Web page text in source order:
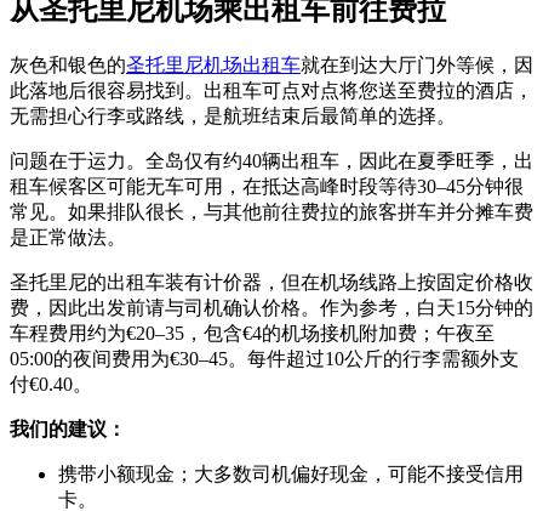
从圣托里尼机场乘出租车前往费拉
灰色和银色的圣托里尼机场出租车就在到达大厅门外等候，因
此落地后很容易找到。出租车可点对点将您送至费拉的酒店，
无需担心行李或路线，是航班结束后最简单的选择。
问题在于运力。全岛仅有约40辆出租车，因此在夏季旺季，出
租车候客区可能无车可用，在抵达高峰时段等待30–45分钟很
常见。如果排队很长，与其他前往费拉的旅客拼车并分摊车费
是正常做法。
圣托里尼的出租车装有计价器，但在机场线路上按固定价格收
费，因此出发前请与司机确认价格。作为参考，白天15分钟的
车程费用约为€20–35，包含€4的机场接机附加费；午夜至
05:00的夜间费用为€30–45。每件超过10公斤的行李需额外支
付€0.40。
我们的建议：
携带小额现金；大多数司机偏好现金，可能不接受信用
卡。